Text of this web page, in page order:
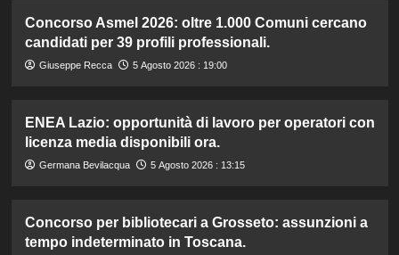
Concorso Asmel 2026: oltre 1.000 Comuni cercano
candidati per 39 profili professionali.
Giuseppe Recca 5 Agosto 2026 : 19:00
ENEA Lazio: opportunità di lavoro per operatori con
licenza media disponibili ora.
Germana Bevilacqua 5 Agosto 2026 : 13:15
Concorso per bibliotecari a Grosseto: assunzioni a
tempo indeterminato in Toscana.